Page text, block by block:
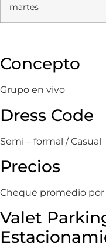
martes
Concepto
Grupo en vivo
Dress Code
Semi – formal / Casual
Precios
Cheque promedio
Valet